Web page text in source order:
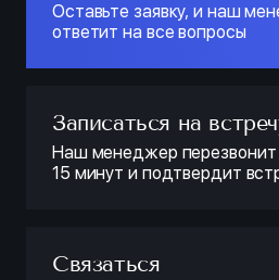
Оставьте заявку, и наш
ответит на все вопросы
Записаться на
Наш менеджер перезвонит
15 минут и подтвердит
Связаться